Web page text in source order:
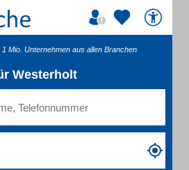
Mio. Unternehmen aus allen Branchen
Westerholt